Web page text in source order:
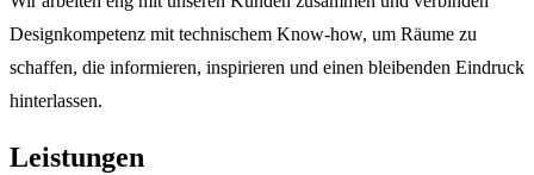
Designkompetenz mit technischem Know-how, um Räume zu
schaffen, die informieren, inspirieren und einen bleibenden Eindruck
hinterlassen.
Leistungen